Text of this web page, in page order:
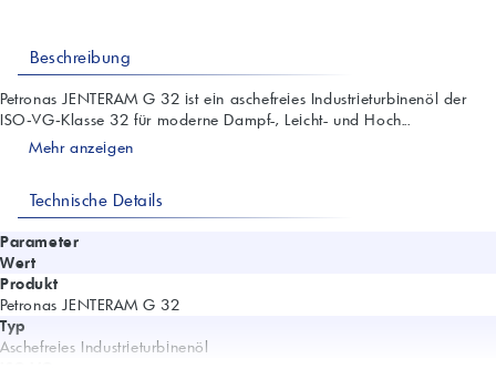
Beschreibung
Petronas JENTERAM G 32 ist ein aschefreies Industrieturbinenöl der
ISO‑VG‑Klasse 32 für moderne Dampf-, Leicht- und Hoch...
Mehr anzeigen
Technische Details
Parameter
Wert
Produkt
Petronas JENTERAM G 32
Typ
Aschefreies Industrieturbinenöl